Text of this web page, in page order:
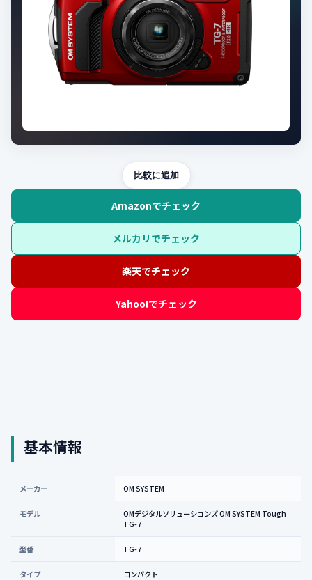
比較に追加
Amazonでチェック
メルカリでチェック
楽天でチェック
Yahoo!でチェック
基本情報
メーカー OM SYSTEM
モデル
OMデジタルソリューションズ OM SYSTEM Tough
TG-7
型番 TG-7
タイプ コンパクト